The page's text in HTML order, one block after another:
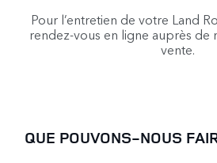
Pour l’entretien de votre Land
rendez-vous en ligne auprès de
vente.
QUE POUVONS-NOUS